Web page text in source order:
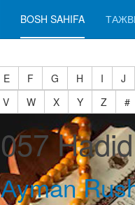
BOSH SAHIFA
E F G H I J
V W X Y Z
#
057
Аyman